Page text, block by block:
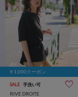
￥1,000クーポン
SALE 手洗い可
RIVE DROITE